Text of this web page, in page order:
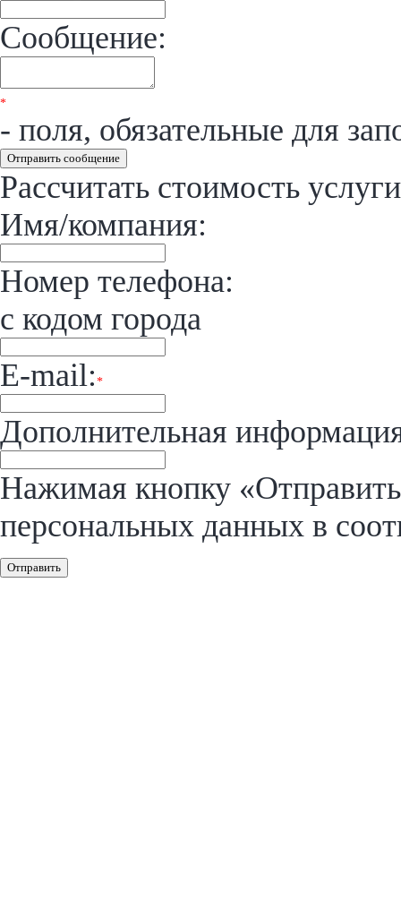
Сообщение:
*
- поля, обязательные для
Отправить сообщение
Рассчитать стоимость услуги
Имя/компания:
Номер телефона:
с кодом города
E-mail: *
Дополнительная
Нажимая кнопку
персональных данных в
Отправить